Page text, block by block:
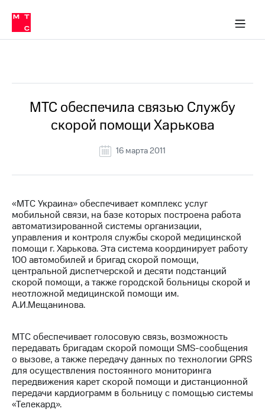
Медиа-центр
и акционерам
Устойчивое развитие
Комплаенс и деловая этика
компании
Карьера
История
компании
Руководство
Контакты
Медиа-центр
Пресс-
релизы
МТС
о технологиях
Интервью
Финансовая
отчетность
Контакты
в МТС
Пресс-
релизы
о технологиях
МТС обеспечила связью Службу
скорой помощи Харькова
16 марта 2011
«МТС Украина» обеспечивает комплекс услуг
мобильной связи, на базе которых построена работа
автоматизированной системы организации,
управления и контроля службы скорой медицинской
помощи г. Харькова. Эта система координирует работу
100 автомобилей и бригад скорой помощи,
центральной диспетчерской и десяти подстанций
скорой помощи, а также городской больницы скорой и
неотложной медицинской помощи им.
А.И.Мещанинова.
МТС обеспечивает голосовую связь, возможность
передавать бригадам скорой помощи SMS-сообщения
о вызове, а также передачу данных по технологии GPRS
для осуществления постоянного мониторинга
передвижения карет скорой помощи и дистанционной
передачи кардиограмм в больницу с помощью системы
«Телекард».